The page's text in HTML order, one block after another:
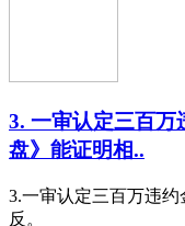
3. 一审认定三百万
盘》能证明相..
3.一审认定三百万违
反。